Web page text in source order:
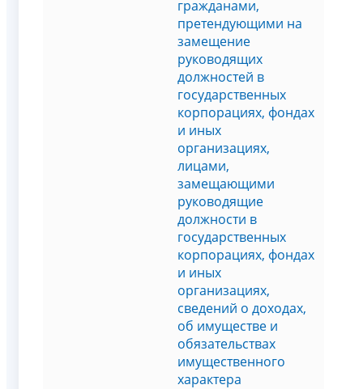
гражданами,
претендующими на
замещение
руководящих
должностей в
государственных
корпорациях, фондах
и иных
организациях,
лицами,
замещающими
руководящие
должности в
государственных
корпорациях, фондах
и иных
организациях,
сведений о доходах,
об имуществе и
обязательствах
имущественного
характера